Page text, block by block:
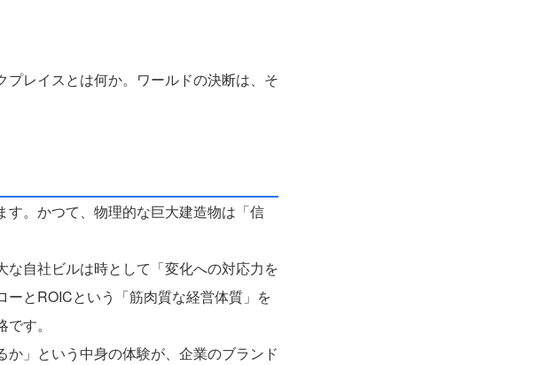
プレイスとは何か。ワールドの決断は、そ
。かつて、物理的な巨大建造物は「信
自社ビルは時として「変化への対応力を
とROICという「筋肉質な経営体質」を
す。
」という中身の体験が、企業のブランド